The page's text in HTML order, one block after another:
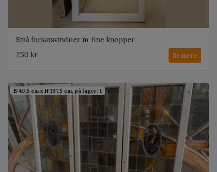
Små forsatsvinduer m. fine knopper
250 kr.
Se mere
B:49,5 cm x H:137,5 cm, på lager: 1